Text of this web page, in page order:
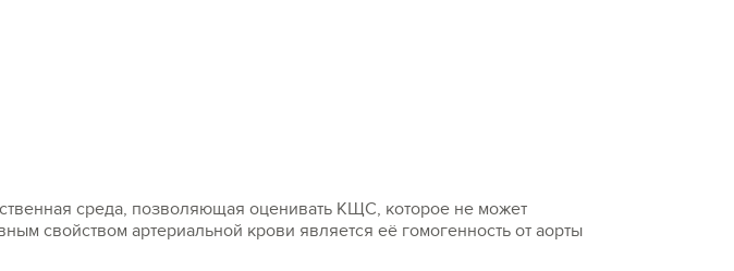
среда, позволяющая оценивать КЩС, которое не может
свойством артериальной крови является её гомогенность от аорты